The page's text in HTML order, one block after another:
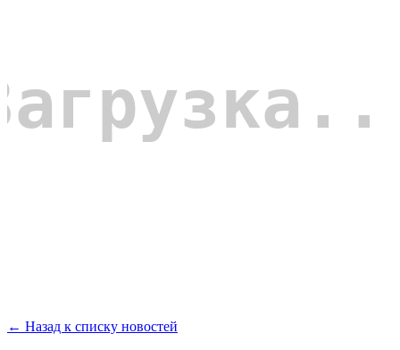
← Назад к списку новостей